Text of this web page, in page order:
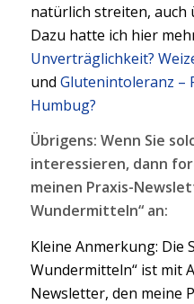
natürlich streiten, auch
Dazu hatte ich hier
Unverträglichkeit?
und Glutenintoleranz –
Humbug?
Übrigens: Wenn Sie
interessieren, dann
meinen Praxis-
Wundermitteln“ an:
Kleine Anmerkung: Die
Wundermitteln“ ist mit
Newsletter, den meine